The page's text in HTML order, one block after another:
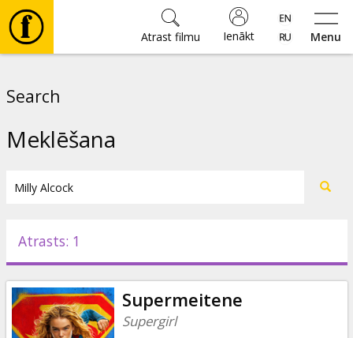
Menu
Ienākt
Atrast filmu
Pasākumi
Ziņas
Search
Meklēšana
Atrasts: 1
Supermeitene
Supergirl